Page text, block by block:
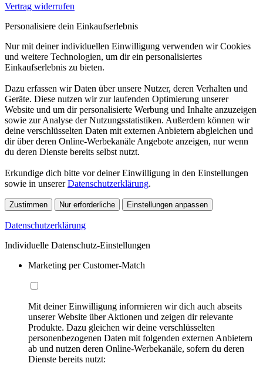
Vertrag widerrufen
Personalisiere dein Einkaufserlebnis
Nur mit deiner individuellen Einwilligung verwenden wir Cookies
und weitere Technologien, um dir ein personalisiertes
Einkaufserlebnis zu bieten.
Dazu erfassen wir Daten über unsere Nutzer, deren Verhalten und
Geräte. Diese nutzen wir zur laufenden Optimierung unserer
Website und um dir personalisierte Werbung und Inhalte anzuzeigen
sowie zur Analyse der Nutzungsstatistiken. Außerdem können wir
deine verschlüsselten Daten mit externen Anbietern abgleichen und
dir über deren Online-Werbekanäle Angebote anzeigen, nur wenn
du deren Dienste bereits selbst nutzt.
Erkundige dich bitte vor deiner Einwilligung in den Einstellungen
sowie in unsererDatenschutzerklärung.
Zustimmen Nur erforderliche Einstellungen anpassen
Datenschutzerklärung
Individuelle Datenschutz-Einstellungen
Marketing per Customer-Match
Mit deiner Einwilligung informieren wir dich auch abseits
unserer Website über Aktionen und zeigen dir relevante
Produkte. Dazu gleichen wir deine verschlüsselten
personenbezogenen Daten mit folgenden externen Anbietern
ab und nutzen deren Online-Werbekanäle, sofern du deren
Dienste bereits nutzt: